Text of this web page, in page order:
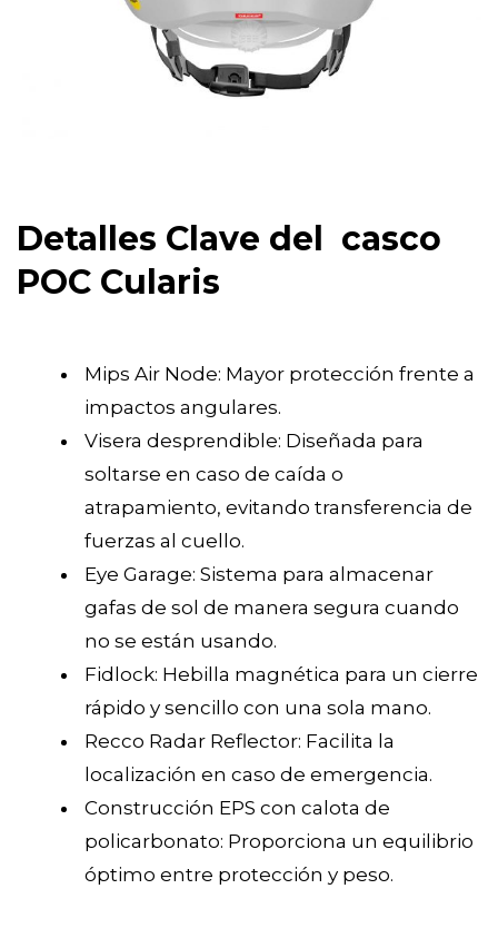
Detalles Clave del casco
POC Cularis
Mips Air Node: Mayor protección frente a
impactos angulares.
Visera desprendible: Diseñada para
soltarse en caso de caída o
atrapamiento, evitando transferencia de
fuerzas al cuello.
Eye Garage: Sistema para almacenar
gafas de sol de manera segura cuando
no se están usando.
Fidlock: Hebilla magnética para un cierre
rápido y sencillo con una sola mano.
Recco Radar Reflector: Facilita la
localización en caso de emergencia.
Construcción EPS con calota de
policarbonato: Proporciona un equilibrio
óptimo entre protección y peso.